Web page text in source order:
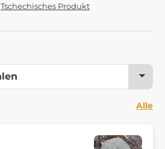
Tschechisches Produkt
Alle